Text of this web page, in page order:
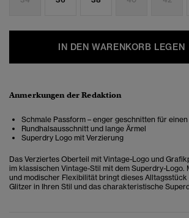
IN DEN WARENKORB LEGEN
Anmerkungen der Redaktion
Schmale Passform – enger geschnitten für
Rundhalsausschnitt und lange Ärmel
Superdry Logo mit Verzierung
Das Verziertes Oberteil mit Vintage-Logo und
im klassischen Vintage-Stil mit dem Superdry-Logo.
und modischer Flexibilität bringt dieses Alltagsstück
Glitzer in Ihren Stil und das charakteristische